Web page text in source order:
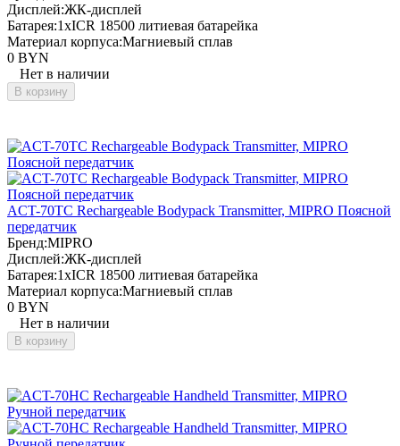
Дисплей:ЖК-дисплей
Батарея:1xICR 18500 литиевая батарейка
Материал корпуса:Магниевый сплав
0 BYN
Нет в наличии
В корзину
ACT-70TC Rechargeable Bodypack Transmitter, MIPRO Поясной
передатчик
Бренд:MIPRO
Дисплей:ЖК-дисплей
Батарея:1xICR 18500 литиевая батарейка
Материал корпуса:Магниевый сплав
0 BYN
Нет в наличии
В корзину